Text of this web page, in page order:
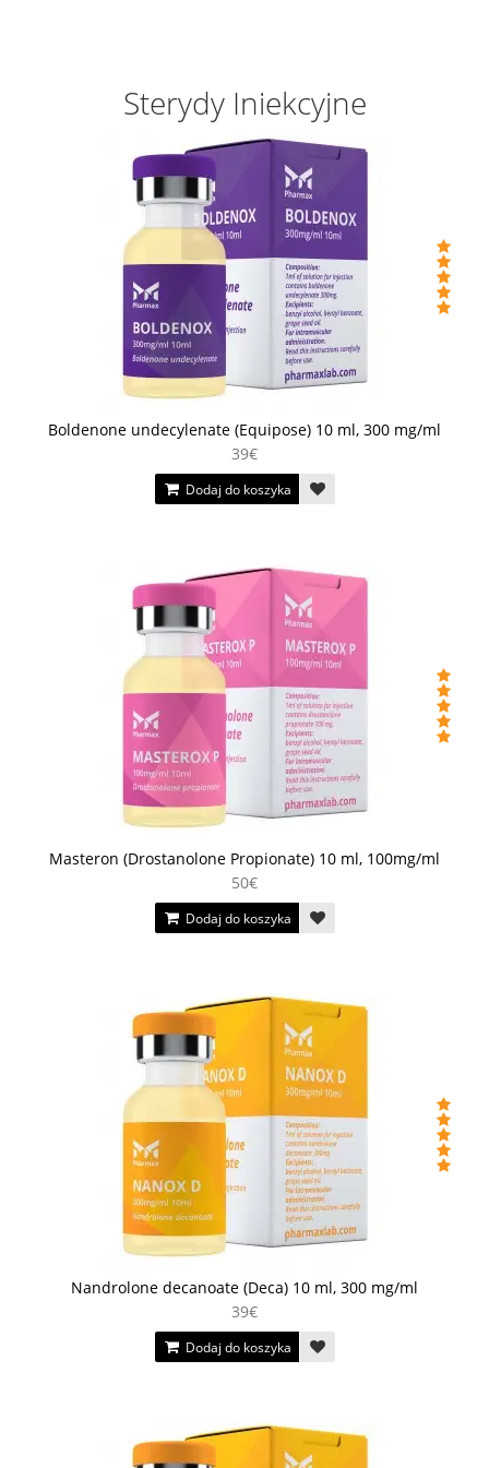
Sterydy Iniekcyjne
Boldenone undecylenate (Equipose) 10 ml, 300 mg/ml
39€
Dodaj do koszyka
Masteron (Drostanolone Propionate) 10 ml, 100mg/ml
50€
Dodaj do koszyka
Nandrolone decanoate (Deca) 10 ml, 300 mg/ml
39€
Dodaj do koszyka